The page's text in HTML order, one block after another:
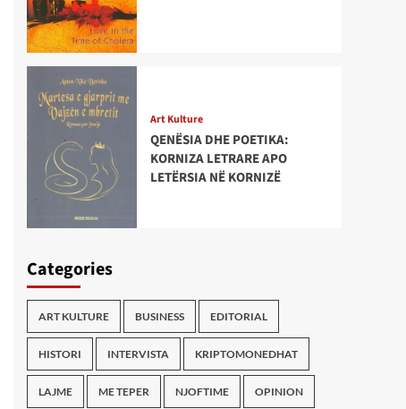
Art Kulture
QENËSIA DHE POETIKA:
KORNIZA LETRARE APO
LETËRSIA NË KORNIZË
Categories
ART KULTURE BUSINESS EDITORIAL
HISTORI INTERVISTA KRIPTOMONEDHAT
LAJME ME TEPER NJOFTIME OPINION